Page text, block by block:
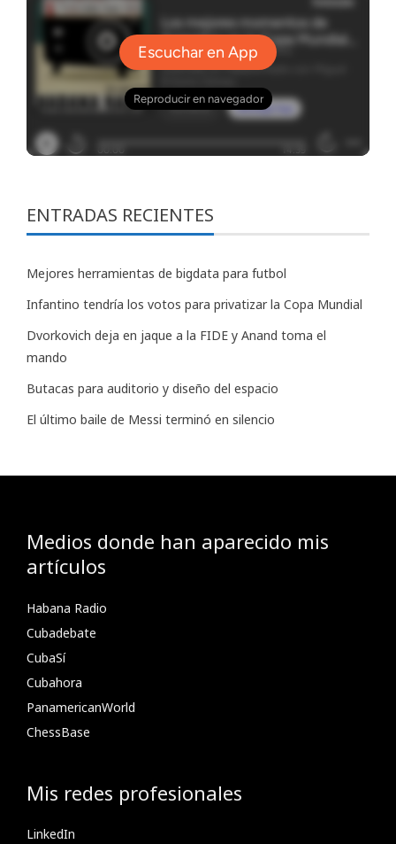
ENTRADAS RECIENTES
Mejores herramientas de bigdata para futbol
Infantino tendría los votos para privatizar la Copa Mundial
Dvorkovich deja en jaque a la FIDE y Anand toma el
mando
Butacas para auditorio y diseño del espacio
El último baile de Messi terminó en silencio
Medios donde han aparecido mis
artículos
Habana Radio
Cubadebate
CubaSí
Cubahora
PanamericanWorld
ChessBase
Mis redes profesionales
LinkedIn